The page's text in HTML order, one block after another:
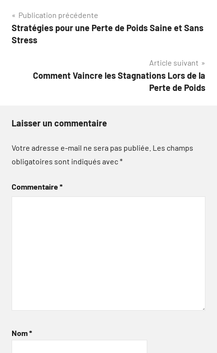
Navigation
de
Publication précédente
Stratégies pour une Perte de Poids Saine et Sans
Stress
Article suivant
Comment Vaincre les Stagnations Lors de la
Perte de Poids
Laisser un commentaire
Votre adresse e-mail ne sera pas publiée. Les champs
obligatoires sont indiqués avec*
Commentaire*
Nom*